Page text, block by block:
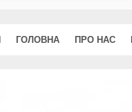
ГОЛОВНА ПРО НАС